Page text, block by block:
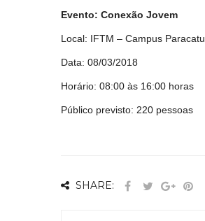
Evento: Conexão Jovem
Local: IFTM – Campus Paracatu
Data: 08/03/2018
Horário: 08:00 às 16:00 horas
Público previsto: 220 pessoas
SHARE: